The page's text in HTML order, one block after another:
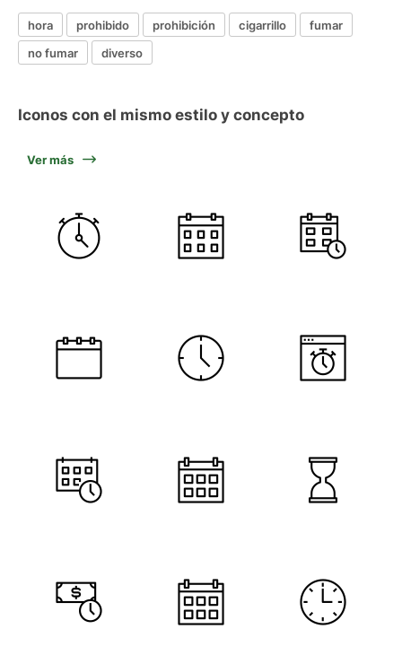
hora prohibido prohibición cigarrillo
fumar
no fumar
diverso
Iconos con el mismo estilo y concepto
Ver más